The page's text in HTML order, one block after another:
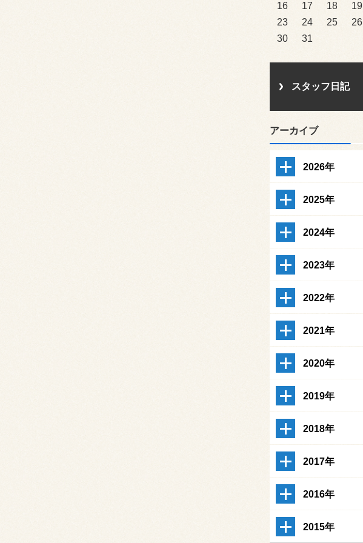
16 17 18 19
23
24 25 26
30
31
スタッフ日記
アーカイブ
2026年
2025年
2024年
2023年
2022年
2021年
2020年
2019年
2018年
2017年
2016年
2015年